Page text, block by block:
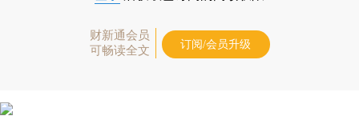
财新通会员
可畅读全文
订阅/会员升级